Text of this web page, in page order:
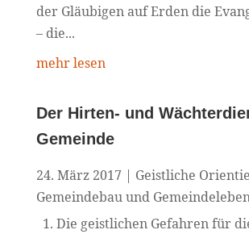
der Gläubigen auf Erden die
– die...
mehr lesen
Der Hirten- und
Gemeinde
24. März 2017 | Geistliche
Gemeindebau und
1. Die geistlichen Gefahren für